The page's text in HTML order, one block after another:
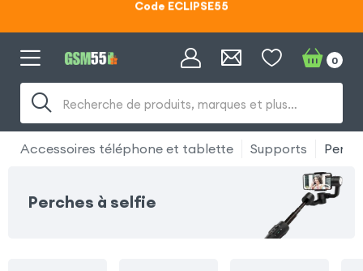
Code ECLIPSE55
Recherche de produits, marques et plus…
0
Accessoires téléphone et tablette Supports
Perches à selfie